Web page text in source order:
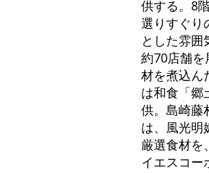
供する。8
選りすぐり
とした雰
約70店舗
材を煮込ん
は和食「郷
供。島崎藤
は、風光明
厳選食材を
イエスコー